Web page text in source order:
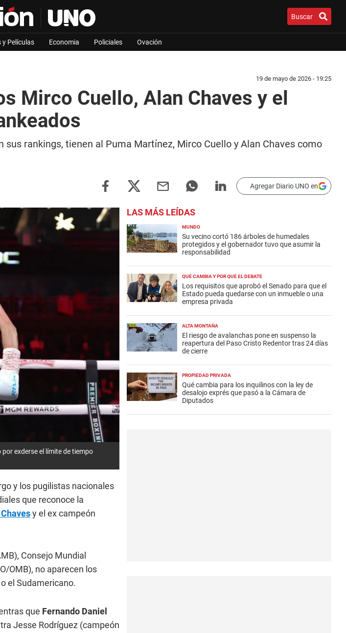
Buscar
y Películas Economia Policiales Ovación
19 de mayo de 2026 - 19:25
Mirco Cuello, Alan Chaves y el
rankings, tienen al Puma Martínez, Mirco Cuello y Alan Chaves como
Agregar Diario UNO en
exderse el límite de tiempo
y los pugilistas nacionales
que reconoce la
y el ex campeón
Consejo Mundial
OMB), no aparecen los
el Sudamericano.
que Fernando Daniel
Jesse Rodríguez (campeón
LAS MÁS LEÍDAS
MUNDO
Su vecino cortó 186 árboles de humedales
protegidos y el gobernador tuvo que asumir la
responsabilidad
QUÉ CAMBIA Y POR QUÉ EL DEBATE
Los requisitos que aprobó el Senado para que el
Estado pueda quedarse con un inmueble o una
empresa privada
ALTA MONTAÑA
El riesgo de avalanchas pone en suspenso la
reapertura del Paso Cristo Redentor tras 24 días
de cierre
PROPIEDAD PRIVADA
Qué cambia para los inquilinos con la ley de
desalojo exprés que pasó a la Cámara de
Diputados